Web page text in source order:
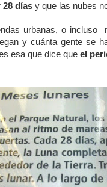
28 días y que las nubes
urbanas, o incluso
y cuánta gente se
esa que dice que el